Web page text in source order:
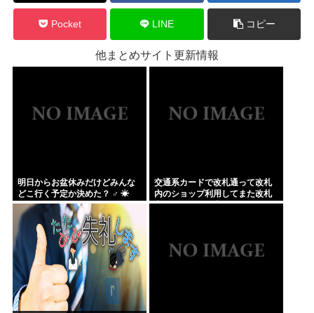
Pocket LINE コピー
他まとめサイト更新情報
明日からお盆休みだけどみんな
どこ行く予定か決めた？ ‍♂ ☀
交通系カードで改札通って改札
内のショップ利用してまた改札
出ようとしたら出られなくてワ